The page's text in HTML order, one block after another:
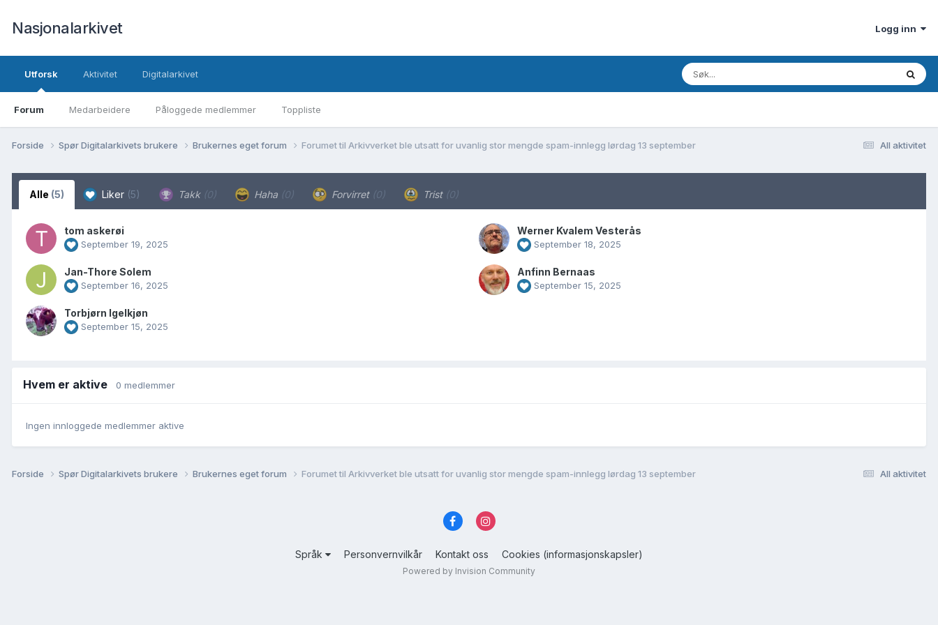
Nasjonalarkivet Logg inn
Utforsk
Forum Medarbeidere Påloggede medlemmer Toppliste
Aktivitet Digitalarkivet
All aktivitet
Forside Spør Digitalarkivets brukere Brukernes eget forum Forumet til Arkivverket ble utsatt for uvanlig stor mengde spam-innlegg lørdag 13 september
Alle (5) Liker (5) Takk (0) Haha (0) Forvirret (0) Trist (0)
tom askerøi
September 19, 2025
Werner Kvalem Vesterås
September 18, 2025
Jan-Thore Solem
September 16, 2025
Anfinn Bernaas
September 15, 2025
Torbjørn Igelkjøn
September 15, 2025
Hvem er aktive 0 medlemmer
Ingen innloggede medlemmer aktive
All aktivitet
Forside Spør Digitalarkivets brukere Brukernes eget forum Forumet til Arkivverket ble utsatt for uvanlig stor mengde spam-innlegg lørdag 13 september
Språk Personvernvilkår Kontakt oss Cookies (informasjonskapsler)
Powered by Invision Community